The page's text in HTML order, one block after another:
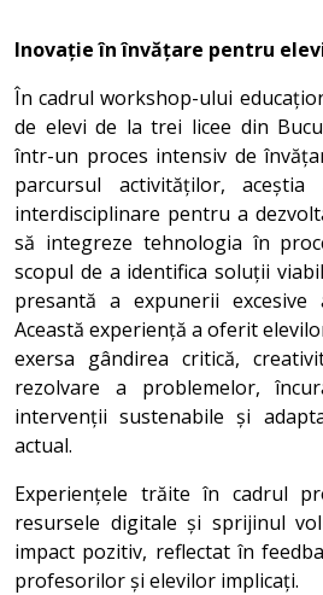
Inovație în învățare pentru
În cadrul workshop-ului
de elevi de la trei licee din
într-un proces intensiv de
parcursul activităților,
interdisciplinare pentru a
să integreze tehnologia în
scopul de a identifica soluții
presantă a expunerii
Această experiență a oferit
exersa gândirea critică,
rezolvare a problemelor,
intervenții sustenabile și
actual.
Experiențele trăite în cadrul
resursele digitale și sprijinul
impact pozitiv, reflectat în
profesorilor și elevilor implicați.